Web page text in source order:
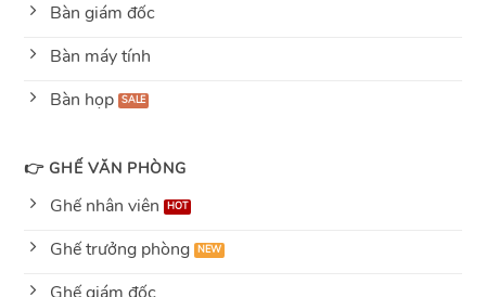
Bàn giám đốc
Bàn máy tính
Bàn họp
👉 GHẾ VĂN PHÒNG
Ghế nhân viên
Ghế trưởng phòng